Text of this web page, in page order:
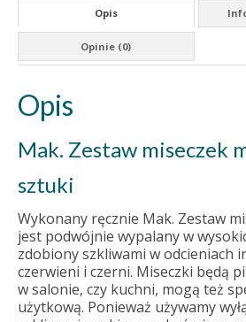
Opis
Opinie (0)
Opis
Mak. Zestaw miseczek
sztuki
Wykonany ręcznie Mak. Zestaw
jest podwójnie wypalany w
zdobiony szkliwami w odcieniach
czerwieni i czerni. Miseczki będą
w salonie, czy kuchni, mogą też
użytkową. Ponieważ używamy